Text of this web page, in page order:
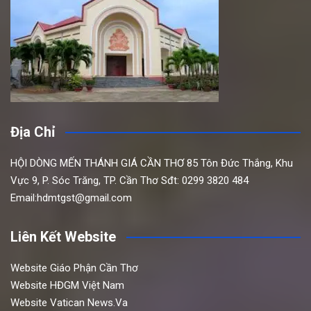
Địa Chỉ
HỘI DÒNG MẾN THÁNH GIÁ CẦN THƠ 85 Tôn Đức Thắng, Khu
Vực 9, P. Sóc Trăng, TP. Cần Thơ Sđt: 0299 3820 484
Email:hdmtgst@gmail.com
Liên Kết Website
Website Giáo Phận Cần Thơ
Website HĐGM Việt Nam
Website Vatican News.Va